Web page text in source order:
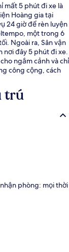
mất 5 phút đi xe là
Hoàng gia tại
24 giờ để rèn luyện
một trong 6
Ngoài ra, Sân vận
nơi đây 5 phút đi xe.
ngắm cảnh và chỉ
công cộng, cách
trú
phòng: mọi thời